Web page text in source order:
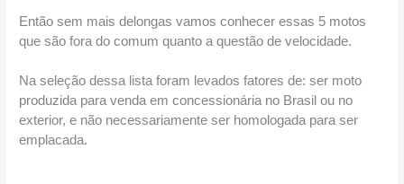
Então sem mais delongas vamos conhecer essas 5 motos
que são fora do comum quanto a questão de velocidade.
Na seleção dessa lista foram levados fatores de: ser moto
produzida para venda em concessionária no Brasil ou no
exterior, e não necessariamente ser homologada para ser
emplacada.